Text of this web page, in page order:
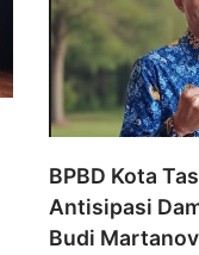
BPBD Kota
Antisipasi
Budi